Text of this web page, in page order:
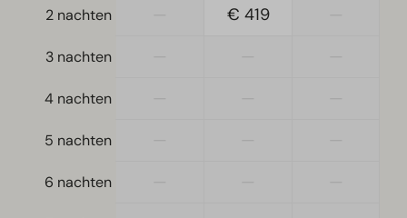
Gelijkvloers
Televisie
2 nachten € 419
3 nachten
4 nachten
5 nachten
6 nachten